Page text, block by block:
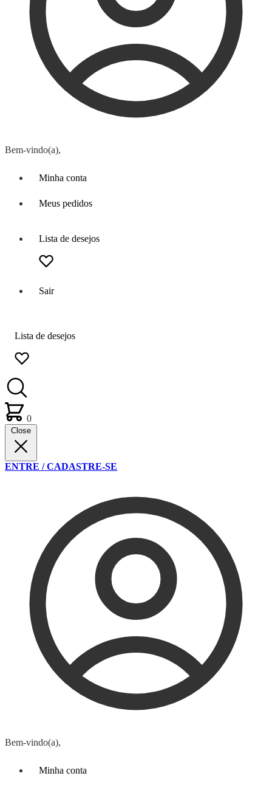
Bem-vindo(a),
Minha conta
Meus pedidos
Lista de desejos
Sair
Lista de desejos
0
Close
ENTRE / CADASTRE-SE
Bem-vindo(a),
Minha conta